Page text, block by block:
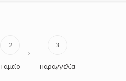
2
Ταμείο
3
Παραγγελία